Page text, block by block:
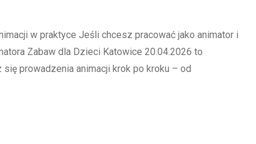
w praktyce Jeśli chcesz pracować jako animator i
Zabaw dla Dzieci Katowice 20.04.2026 to
prowadzenia animacji krok po kroku – od